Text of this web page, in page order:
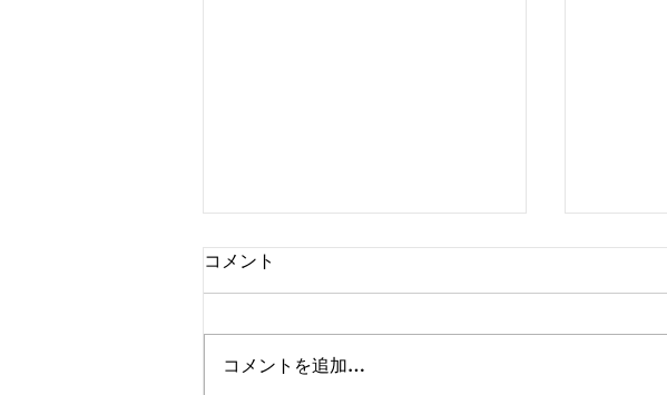
8月のスケジュール
コメント
コメントを追加…